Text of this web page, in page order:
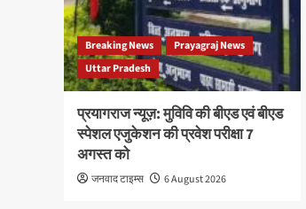
Breaking News
Prayagraj News
Uttar Pradesh
प्रयागराज न्यूज़: मुविवि की बीएड एवं बीएड
स्पेशल एजुकेशन की प्रवेश परीक्षा 7
अगस्त को
जनवाद टाइम्स 6 August 2026